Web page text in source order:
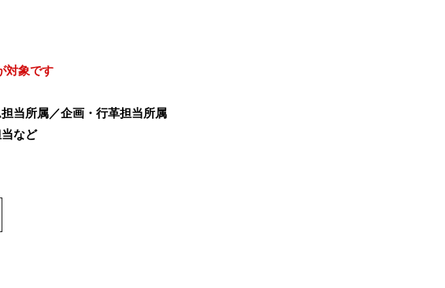
対象です
当所属／企画・行革担当所属
など